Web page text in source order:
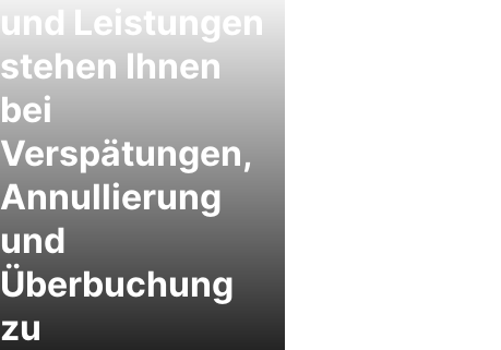
und Leistungen
stehen Ihnen
bei
Verspätungen,
Annullierung
und
Überbuchung
zu